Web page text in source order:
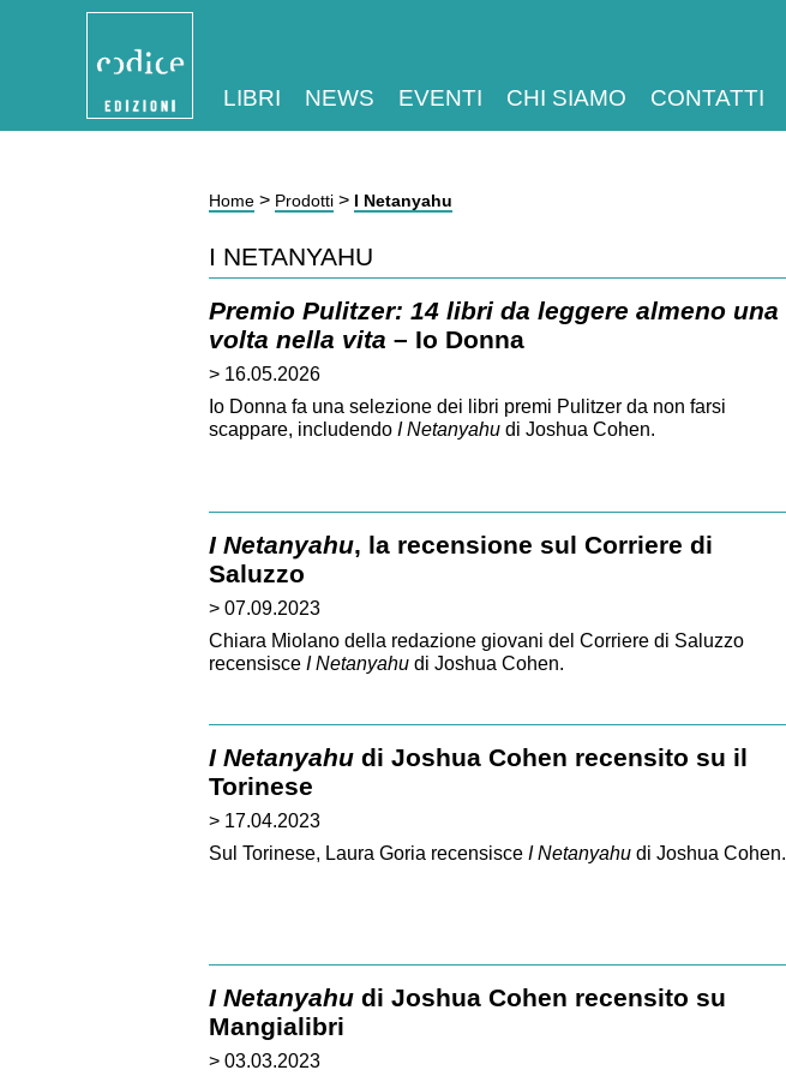
LIBRI NEWS EVENTI CHI SIAMO CONTATTI
Home> Prodotti> I Netanyahu
I NETANYAHU
Premio Pulitzer: 14 libri da leggere almeno una
volta nella vita – Io Donna
> 16.05.2026
Io Donna fa una selezione dei libri premi Pulitzer da non farsi
scappare, includendo I Netanyahudi Joshua Cohen.
I Netanyahu, la recensione sul Corriere di
Saluzzo
> 07.09.2023
Chiara Miolano della redazione giovani del Corriere di Saluzzo
recensisce I Netanyahudi Joshua Cohen.
I Netanyahudi Joshua Cohen recensito su il
Torinese
> 17.04.2023
Sul Torinese, Laura Goria recensisce I Netanyahudi Joshua Cohen.
I Netanyahudi Joshua Cohen recensito su
Mangialibri
> 03.03.2023